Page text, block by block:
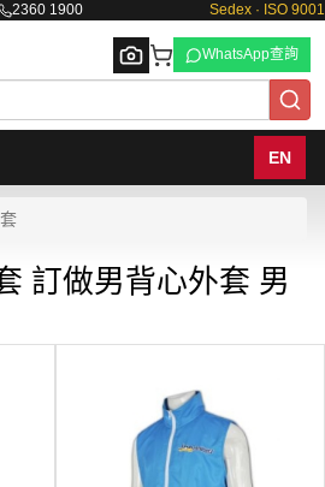
2360 1900 Sedex · ISO 9001
WhatsApp查詢
EN
訂做男背心外套 男